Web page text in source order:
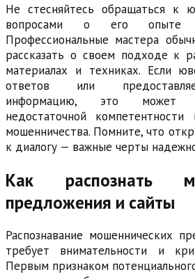
Не стесняйтесь обращаться к
вопросами о его опыте
Профессиональные мастера
рассказать о своем подходе к
материалах и техниках. Если
ответов или
информацию, это может
недостаточной компетентности
мошенничества. Помните, что
к диалогу — важные черты
Как распознать
предложения и сайты
Распознавание мошеннических
требует внимательности и
Первым признаком